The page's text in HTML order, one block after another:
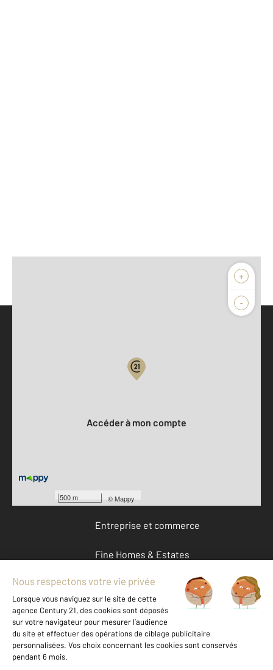
+
-
500 m ©Mappy
Accéder à mon compte
Devenir franchisé
Entreprise et commerce
Fine Homes & Estates
À propos
International
Nous contacter